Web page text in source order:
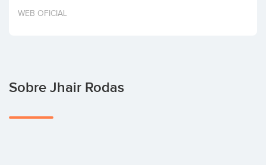
Invertir
WEB OFICIAL
Sobre Jhair Rodas